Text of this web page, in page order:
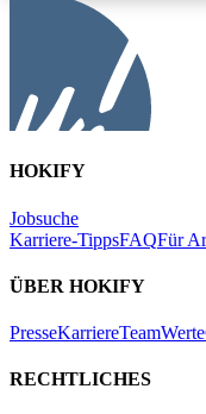
HOKIFY
Jobsuche
Karriere-TippsFAQFür
ÜBER HOKIFY
PresseKarriereTeamWerte
RECHTLICHES